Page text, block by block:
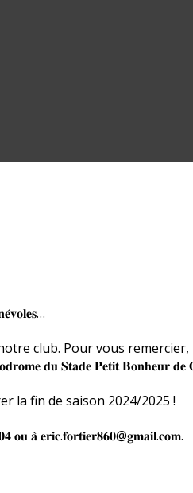
club. Pour vous remercier,
𝐝𝐮 𝐒𝐭𝐚𝐝𝐞 𝐏𝐞𝐭𝐢𝐭 𝐁𝐨𝐧𝐡𝐞𝐮𝐫 𝐝𝐞
la fin de saison 2024/2025 !
𝐨𝐮 𝐚̀ 𝐞𝐫𝐢𝐜.𝐟𝐨𝐫𝐭𝐢𝐞𝐫𝟖𝟔𝟎@𝐠𝐦𝐚𝐢𝐥.𝐜𝐨𝐦.